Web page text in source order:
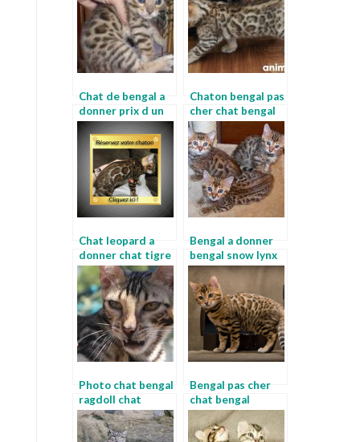
Chat de bengal a
donner prix d un
bengal
Chaton bengal pas
cher chat bengal
en appartement
Chat leopard a
donner chat tigre
du bengale a
donner
Bengal a donner
bengal snow lynx
Photo chat bengal
ragdoll chat
Bengal pas cher
chat bengal
lorraine